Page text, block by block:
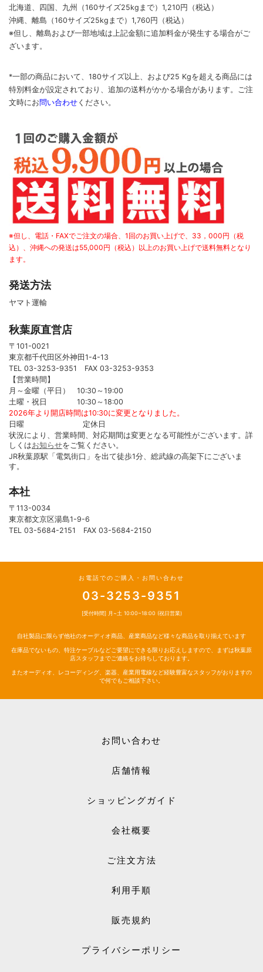
北海道、四国、九州
（160サイズ25kgまで） 1,210円（税込）
沖縄、離島 （160サイズ25kgまで） 1,760円（税込）
※但し、離島および一部地域は上記金額に追加料金が発生する場合がご
ざいます。
*一部の商品において、180サイズ以上、および25 Kgを超える商品には
特別料金が設定されており、追加の送料がかかる場合があります。 ご注
文時にお問い合わせ ください。
※但し、電話・FAXでご注文の場合、1回のお買い上げで、33，000円（税
込）、沖縄への発送は55,000円（税込）以上のお買い上げで送料無料となり
ます。
発送方法
ヤマト運輸
秋葉原直営店
〒101-0021
東京都千代田区外神田1-4-13
TEL 03-3253-9351 FAX 03-3253-9353
【営業時間】
月～金曜（平日） 10:30～19:00
土曜・祝日 10:30～18:00
2026年より開店時間は10:30に変更となりました。
日曜 定休日
状況により、営業時間、対応期間は変更となる可能性がございます。詳
しくはお知らせをご覧ください。
JR秋葉原駅「電気街口」を出て徒歩1分、総武線の高架下にございま
す。
本社
〒113-0034
東京都文京区湯島1-9-6
TEL 03-5684-2151 FAX 03-5684-2150
お電話でのご購入・お問い合わせ
03-3253-9351
[受付時間] 月~土 10:00~18:00 (祝日営業)
自社製品に限らず他社のオーディオ商品、産業商品など様々な商品を取り揃えています
在庫品でないもの、特注ケーブルなどご要望にできる限りお応えしますので、まずは秋葉原
店スタッフまでご連絡をお待ちしております。
またオーディオ、レコーディング、楽器、産業用電線など経験豊富なスタッフがおりますの
で何でもご相談下さい。
お問い合わせ
店舗情報
ショッピングガイド
会社概要
ご注文方法
利用手順
販売規約
プライバシーポリシー